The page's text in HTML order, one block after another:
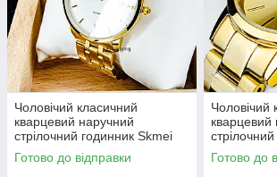
Чоловічий класичний
кварцевий наручний
стрілочний годинник Skmei
1801 SGD
Готово до відправки
Чоловічий
кварцевий
1694 GD
Готово до